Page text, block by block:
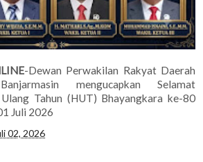
-Dewan Perwakilan Rakyat Daerah
mengucapkan Selamat
Tahun (HUT) Bhayangkara ke-80
Juli 2026
02, 2026